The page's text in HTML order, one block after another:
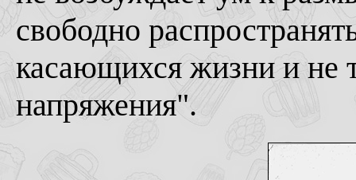
свободно
касающихся жизни и не
напряжения".